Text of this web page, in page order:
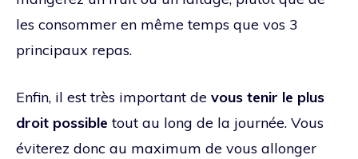
les consommer en même temps que vos 3
principaux repas.
Enfin, il est très important de vous tenir le plus
droit possible tout au long de la journée. Vous
éviterez donc au maximum de vous allonger